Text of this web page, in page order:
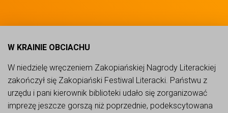
W KRAINIE OBCIACHU
W niedzielę wręczeniem Zakopiańskiej Nagrody Literackiej
zakończył się Zakopiański Festiwal Literacki. Państwu z
urzędu i pani kierownik biblioteki udało się zorganizować
imprezę jeszcze gorszą niż poprzednie, podekscytowana